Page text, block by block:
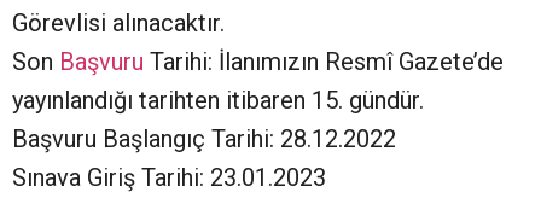
Görevlisi alınacaktır.
Son Başvuru Tarihi: İlanımızın Resmî Gazete’de
yayınlandığı tarihten itibaren 15. gündür.
Başvuru Başlangıç Tarihi: 28.12.2022
Sınava Giriş Tarihi: 23.01.2023